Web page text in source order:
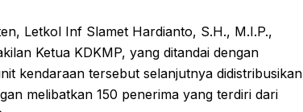
Letkol Inf Slamet Hardianto, S.H., M.I.P.,
Ketua KDKMP, yang ditandai dengan
kendaraan tersebut selanjutnya didistribusikan
melibatkan 150 penerima yang terdiri dari